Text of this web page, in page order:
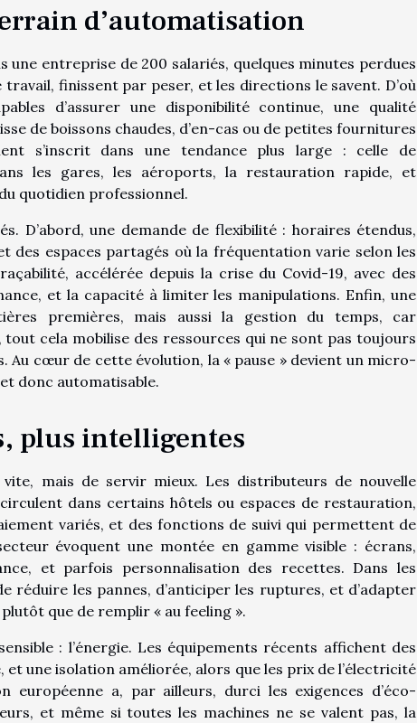
d’automatisation
une entreprise de 200 salariés, quelques minutes perdues
finissent par peser, et les directions le savent. D’où
d’assurer une disponibilité continue, une qualité
de boissons chaudes, d’en-cas ou de petites fournitures
s’inscrit dans une tendance plus large : celle de
les gares, les aéroports, la restauration rapide, et
quotidien professionnel.
D’abord, une demande de flexibilité : horaires étendus,
des espaces partagés où la fréquentation varie selon les
accélérée depuis la crise du Covid-19, avec des
et la capacité à limiter les manipulations. Enfin, une
premières, mais aussi la gestion du temps, car
cela mobilise des ressources qui ne sont pas toujours
cœur de cette évolution, la « pause » devient un micro-
donc automatisable.
plus intelligentes
mais de servir mieux. Les distributeurs de nouvelle
dans certains hôtels ou espaces de restauration,
variés, et des fonctions de suivi qui permettent de
évoquent une montée en gamme visible : écrans,
et parfois personnalisation des recettes. Dans les
réduire les pannes, d’anticiper les ruptures, et d’adapter
que de remplir « au feeling ».
: l’énergie. Les équipements récents affichent des
une isolation améliorée, alors que les prix de l’électricité
européenne a, par ailleurs, durci les exigences d’éco-
et même si toutes les machines ne se valent pas, la